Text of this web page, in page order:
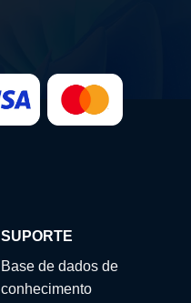
SUPORTE
Base de dados de
conhecimento